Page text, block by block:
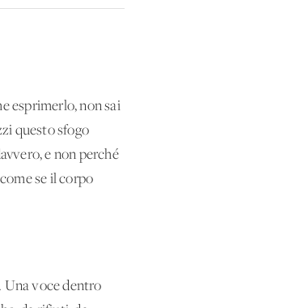
esprimerlo, non sai
questo sfogo
e non perché
se il corpo
Una voce dentro